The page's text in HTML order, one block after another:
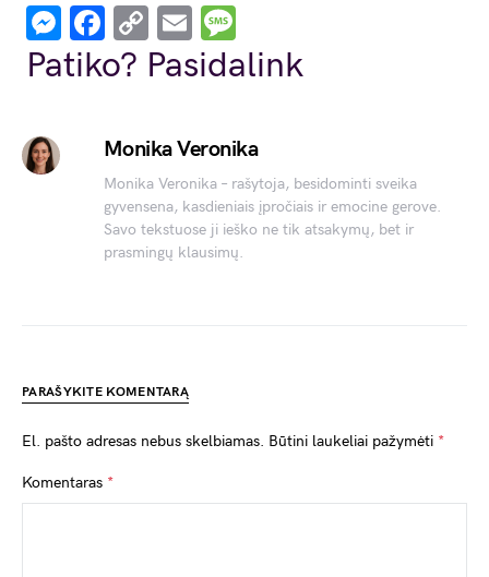
Messenger
Facebook
Copy
Link
Email
Patiko? Pasidalink
Monika Veronika
Monika Veronika – rašytoja, besidominti sveika
gyvensena, kasdieniais įpročiais ir emocine gerove.
Savo tekstuose ji ieško ne tik atsakymų, bet ir
prasmingų klausimų.
PARAŠYKITE KOMENTARĄ
El. pašto adresas nebus skelbiamas. Būtini laukeliai pažymėti *
Komentaras *